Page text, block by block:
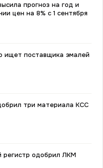
прогноз на год и
цен на 8% с 1 сентября
ищет поставщика эмалей
три материала KCC
регистр одобрил ЛКМ